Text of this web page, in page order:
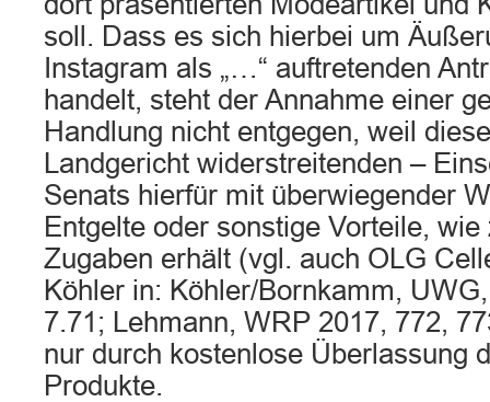
soll. Dass es sich hierbei um
Instagram als „…“ auftretenden
handelt, steht der Annahme einer
Handlung nicht entgegen, weil
Landgericht widerstreitenden –
Senats hierfür mit überwiegender
Entgelte oder sonstige Vorteile,
Zugaben erhält (vgl. auch OLG
Köhler in: Köhler/Bornkamm,
7.71; Lehmann, WRP 2017, 772,
nur durch kostenlose Überlassung
Produkte.